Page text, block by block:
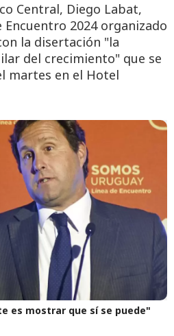
Central, Diego Labat,
2024 organizado
la disertación "la
del crecimiento" que se
martes en el Hotel
es mostrar que sí se puede"